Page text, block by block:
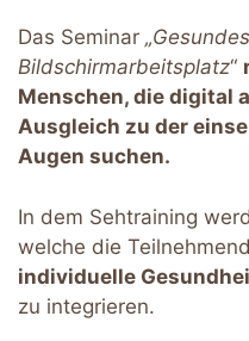
Das Seminar
Bildschirmarbeitsplatz“
Menschen, die digital
Ausgleich zu der
Augen suchen.
In dem Sehtraining
welche die
individuelle
zu integrieren.